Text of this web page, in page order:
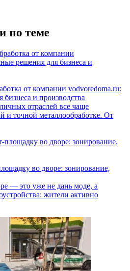
по теме
от компании vodvoredoma.ru:
и производства
отраслей все чаще
и точной металлообработке. От
во дворе: зонирование,
— это уже не дань моде, а
жители активно